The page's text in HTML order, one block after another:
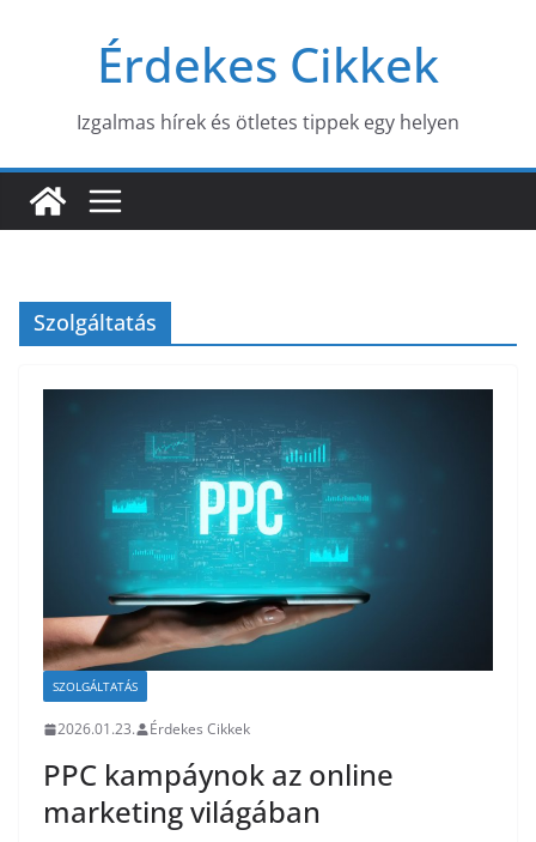
Érdekes Cikkek
Izgalmas hírek és ötletes tippek egy helyen
Szolgáltatás
SZOLGÁLTATÁS
2026.01.23. Érdekes Cikkek
PPC kampáynok az online
marketing világában